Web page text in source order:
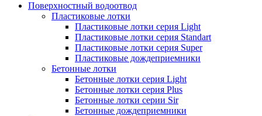
Поверхностный водоотвод
Пластиковые лотки
Пластиковые лотки серия Light
Пластиковые лотки серия Standart
Пластиковые лотки серия Super
Пластиковые дождеприемники
Бетонные лотки
Бетонные лотки серия Light
Бетонные лотки серия Plus
Бетонные лотки серии Sir
Бетонные дождеприемники